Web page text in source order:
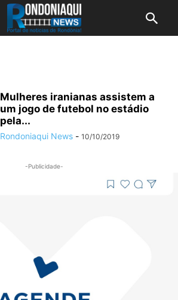
Mulheres iranianas assistem a
um jogo de futebol no estádio
pela...
Rondoniaqui News - 10/10/2019
-Publicidade-